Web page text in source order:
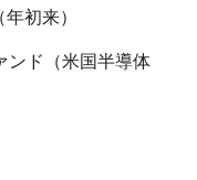
初来）
ンド（米国半導体